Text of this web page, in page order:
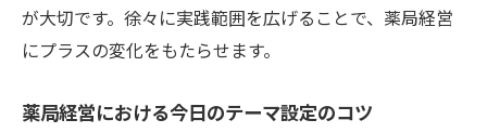
薬局経営のやる気を高める達成感の積み上
げ術
デイリープランニングで薬局経営の自己効
が大切です。徐々に実践範囲を広げることで、薬局経営
にプラスの変化をもたらせます。
薬局経営における今日のテーマ設定のコツ